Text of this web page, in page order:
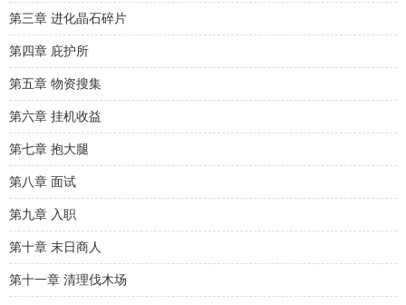
第三章 进化晶石碎片
第四章 庇护所
第五章 物资搜集
第六章 挂机收益
第七章 抱大腿
第八章 面试
第九章 入职
第十章 末日商人
第十一章 清理伐木场